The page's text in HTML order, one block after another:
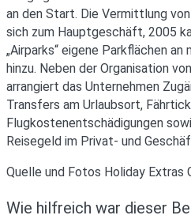
an den Start. Die Vermittlung
sich zum Hauptgeschäft, 2005
„Airparks“ eigene Parkflächen
hinzu. Neben der Organisation
arrangiert das Unternehmen
Transfers am Urlaubsort,
Flugkostenentschädigungen
Reisegeld im Privat- und
Quelle und Fotos Holiday Extras
Wie hilfreich war dieser